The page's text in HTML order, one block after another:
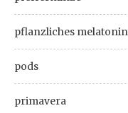
pflanzliches melatonin
pods
primavera